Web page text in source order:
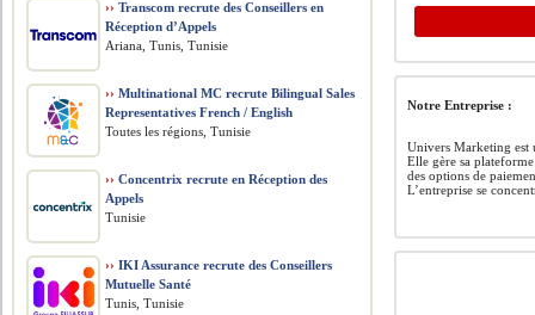
Notre Entreprise :
Univers Marketing est
Elle gère sa
des options de
L’entreprise se
›› Transcom recrute des Conseillers en
Réception d’Appels
Ariana, Tunis, Tunisie
›› Multinational MC recrute Bilingual Sales
Representatives French / English
Toutes les régions, Tunisie
›› Concentrix recrute en Réception des
Appels
Tunisie
›› IKI Assurance recrute des Conseillers
Mutuelle Santé
Tunis, Tunisie